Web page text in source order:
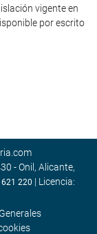
vigente en
por escrito
- Onil, Alicante,
220 | Licencia: